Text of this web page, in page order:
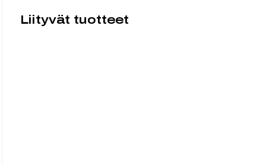
Liityvät tuotteet